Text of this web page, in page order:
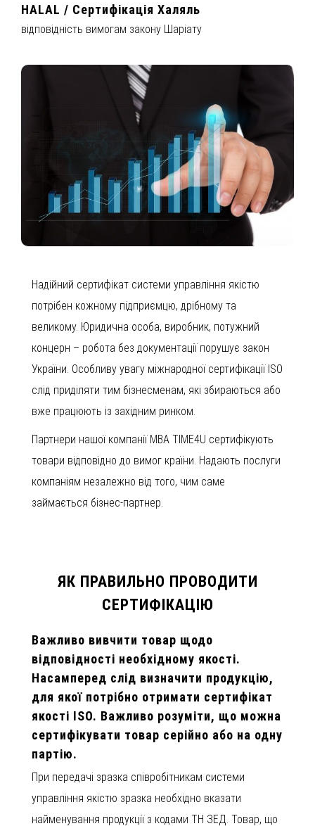
HALAL / Сертифікація Халяль
відповідність вимогам закону Шаріату
Надійний сертифікат системи управління якістю
потрібен кожному підприємцю, дрібному та
великому. Юридична особа, виробник, потужний
концерн – робота без документації порушує закон
України. Особливу увагу міжнародної сертифікації ISO
слід приділяти тим бізнесменам, які збираються або
вже працюють із західним ринком.
Партнери нашої компанії MBA TIME4U сертифікують
товари відповідно до вимог країни. Надають послуги
компаніям незалежно від того, чим саме
займається бізнес-партнер.
ЯК ПРАВИЛЬНО ПРОВОДИТИ
СЕРТИФІКАЦІЮ
Важливо вивчити товар щодо
відповідності необхідному якості.
Насамперед слід визначити продукцію,
для якої потрібно отримати сертифікат
якості ISO. Важливо розуміти, що можна
сертифікувати товар серійно або на одну
партію.
При передачі зразка співробітникам системи
управління якістю зразка необхідно вказати
найменування продукції з кодами ТН ЗЕД. Товар, що